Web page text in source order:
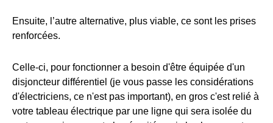
Ensuite, l’autre alternative, plus viable, ce sont les prises
renforcées.
Celle-ci, pour fonctionner a besoin d'être équipée d'un
disjoncteur différentiel (je vous passe les considérations
d'électriciens, ce n'est pas important), en gros c'est relié à
votre tableau électrique par une ligne qui sera isolée du